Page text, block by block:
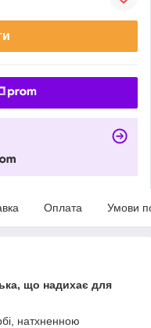
Оплата Умови
що надихає для
натхненною